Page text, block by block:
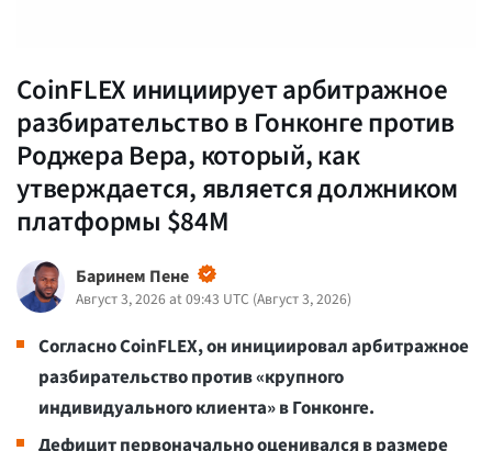
CoinFLEX инициирует арбитражное
разбирательство в Гонконге против
Роджера Вера, который, как
утверждается, является должником
платформы $84M
Баринем Пене
Август 3, 2026 at 09:43 UTC (Август 3, 2026)
Согласно CoinFLEX, он инициировал арбитражное
разбирательство против «крупного
индивидуального клиента» в Гонконге.
Дефицит первоначально оценивался в размере